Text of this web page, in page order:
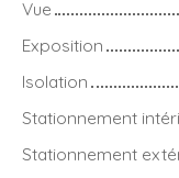
Vue
Exposition
Isolation
Stationnement
Stationnement